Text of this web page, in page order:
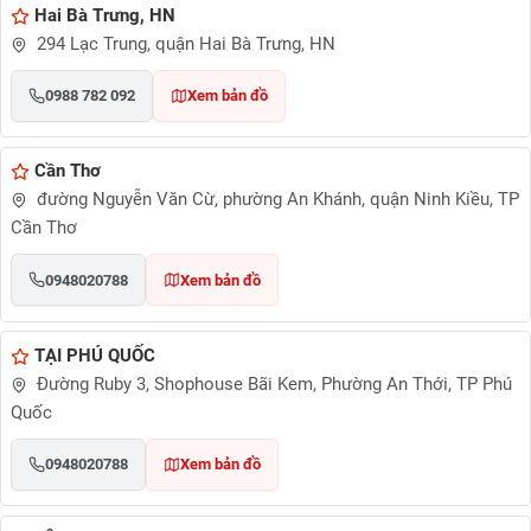
Hai Bà Trưng, HN
294 Lạc Trung, quận Hai Bà Trưng, HN
0988 782 092 Xem bản đồ
Cần Thơ
đường Nguyễn Văn Cừ, phường An Khánh, quận Ninh Kiều, TP
Cần Thơ
0948020788 Xem bản đồ
TẠI PHÚ QUỐC
Đường Ruby 3, Shophouse Bãi Kem, Phường An Thới, TP Phú
Quốc
0948020788 Xem bản đồ